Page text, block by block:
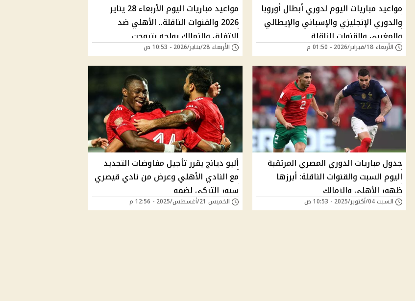
مواعيد مباريات اليوم لدوري أبطال أوروبا
والدوري الإنجليزي والإسباني والإيطالي
والمغربي والقنوات الناقلة
الأربعاء 18/فبراير/2026 - 01:50 م
مواعيد مباريات اليوم الأربعاء 28 يناير
2026 والقنوات الناقلة.. الأهلي ضد
الاتفاق والزمالك يواجه بتروجت
الأربعاء 28/يناير/2026 - 10:53 ص
جدول مباريات الدوري المصري المرتقبة
اليوم السبت والقنوات الناقلة: أبرزها
ظهور الأهلي والزمالك
السبت 04/أكتوبر/2025 - 10:53 ص
أليو ديانج يقرر تأجيل مفاوضات التجديد
مع النادي الأهلي وعرض من نادي قيصري
سبور التركي لضمه
الخميس 21/أغسطس/2025 - 12:56 م